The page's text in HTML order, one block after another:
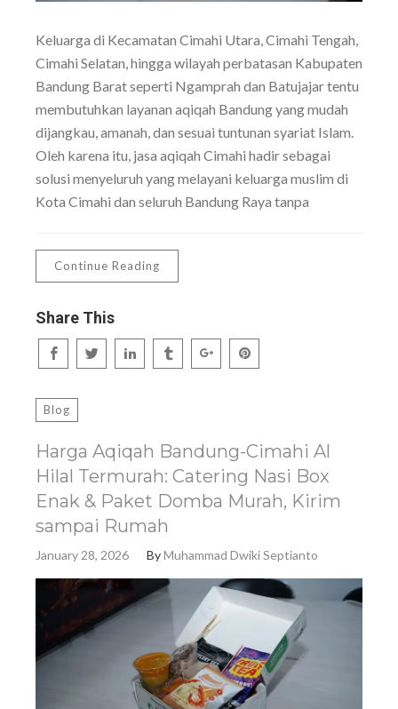
Keluarga di Kecamatan Cimahi Utara, Cimahi Tengah,
Cimahi Selatan, hingga wilayah perbatasan Kabupaten
Bandung Barat seperti Ngamprah dan Batujajar tentu
membutuhkan layanan aqiqah Bandung yang mudah
dijangkau, amanah, dan sesuai tuntunan syariat Islam.
Oleh karena itu, jasa aqiqah Cimahi hadir sebagai
solusi menyeluruh yang melayani keluarga muslim di
Kota Cimahi dan seluruh Bandung Raya tanpa
Continue Reading
Share This
Blog
Harga Aqiqah Bandung-Cimahi Al
Hilal Termurah: Catering Nasi Box
Enak & Paket Domba Murah, Kirim
sampai Rumah
January 28, 2026 ByMuhammad Dwiki Septianto